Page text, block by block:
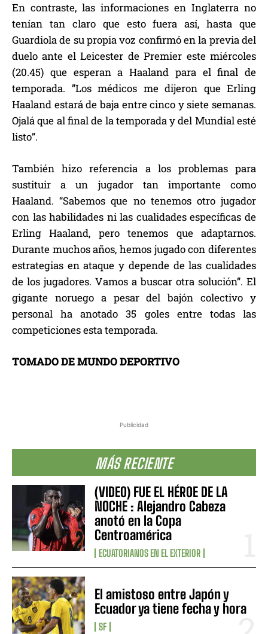
Publicidad
MÁS RECIENTE
(VIDEO) FUE EL HÉROE DE LA
NOCHE : Alejandro Cabeza
anotó en la Copa
Centroamérica
ECUATORIANOS EN EL EXTERIOR
El amistoso entre Japón y
Ecuador ya tiene fecha y hora
SF
En contraste, las informaciones en Inglaterra no
tenían tan claro que esto fuera así, hasta que
Guardiola de su propia voz confirmó en la previa del
duelo ante el Leicester de Premier este miércoles
(20.45) que esperan a Haaland para el final de
temporada. ”Los médicos me dijeron que Erling
Haaland estará de baja entre cinco y siete semanas.
Ojalá que al final de la temporada y del Mundial esté
listo”.
También hizo referencia a los problemas para
sustituir a un jugador tan importante como
Haaland. “Sabemos que no tenemos otro jugador
con las habilidades ni las cualidades específicas de
Erling Haaland, pero tenemos que adaptarnos.
Durante muchos años, hemos jugado con diferentes
estrategias en ataque y depende de las cualidades
de los jugadores. Vamos a buscar otra solución”. El
gigante noruego a pesar del bajón colectivo y
personal ha anotado 35 goles entre todas las
competiciones esta temporada.
TOMADO DE MUNDO DEPORTIVO